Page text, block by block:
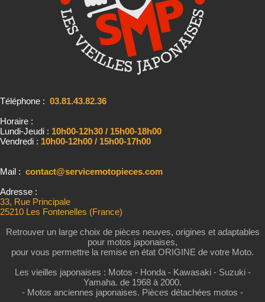
Téléphone : 03.81.43.82.36
Horaire :
Lundi-Jeudi : 10h00-12h30 / 15h00-18h00
Vendredi : 10h00-12h00 / 15h00-17h00
Mail : contact@servicemotopieces.com
Adresse :
33, Rue Principale
25210 Les Fontenelles (France)
Retrouver un large choix de pièces neuves, origines et adaptables
pour motos japonaises,
pour vous permettre la remise en état ORIGINE de votre Moto.
Les vieilles japonaises : Motos - Honda - Kawasaki - Suzuki -
Yamaha. de 1968 à 2000.
- Motos anciennes japonaises. Pièces détachées motos -